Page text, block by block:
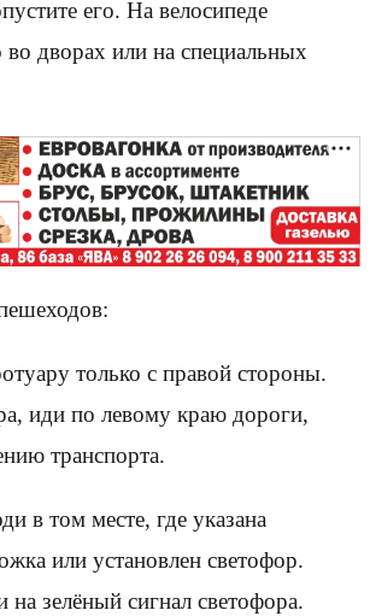
его. На велосипеде
во дворах или на специальных
только с правой стороны.
иди по левому краю дороги,
транспорта.
в том месте, где указана
или установлен светофор.
на зелёный сигнал светофора.